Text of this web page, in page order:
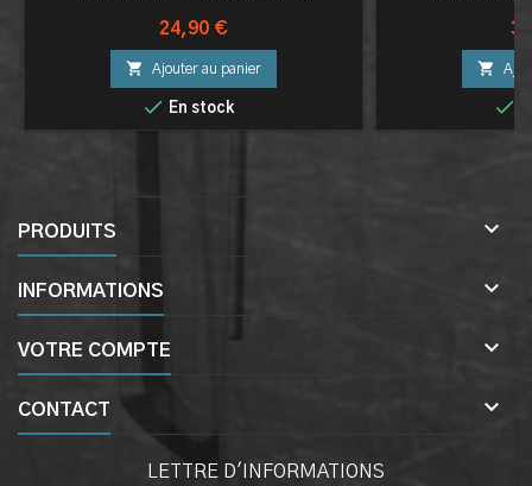
Prix
24,90 €
 Ajouter au panier
 En stock


PRODUITS 
INFORMATIONS 
VOTRE COMPTE 
CONTACT 
LETTRE D'INFORMATIONS